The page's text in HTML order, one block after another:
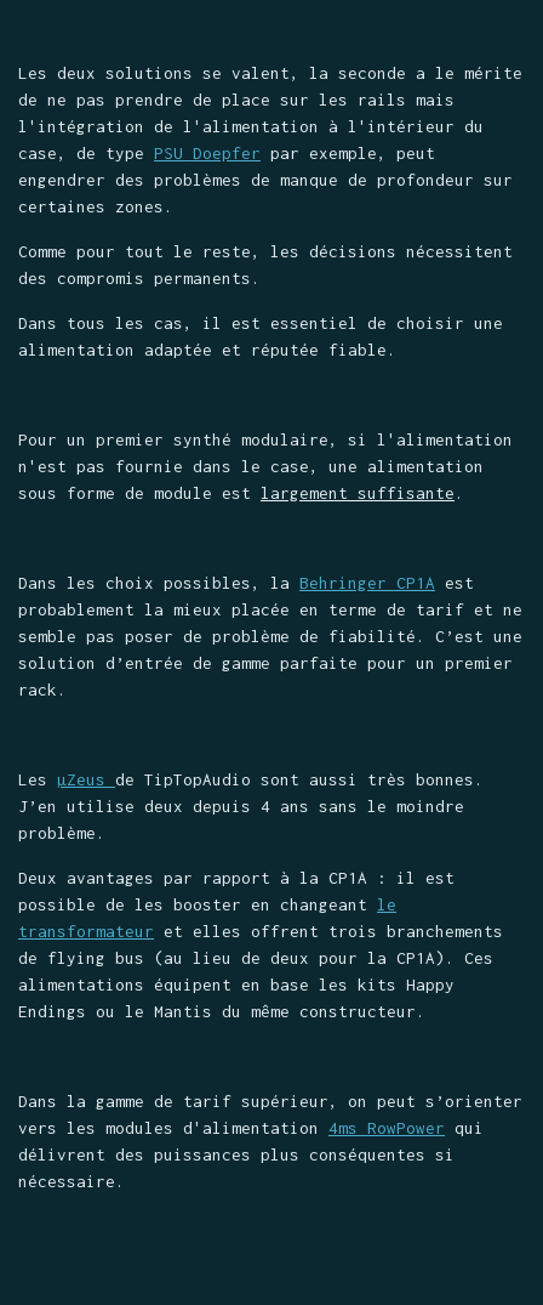
Les deux solutions se valent, la seconde a le mérite
de ne pas prendre de place sur les rails mais
l'intégration de l'alimentation à l'intérieur du
case, de type PSU Doepfer par exemple, peut
engendrer des problèmes de manque de profondeur sur
certaines zones.
Comme pour tout le reste, les décisions nécessitent
des compromis permanents.
Dans tous les cas, il est essentiel de choisir une
alimentation adaptée et réputée fiable.
Pour un premier synthé modulaire, si l'alimentation
n'est pas fournie dans le case, une alimentation
sous forme de module est largement suffisante .
Dans les choix possibles, la Behringer CP1A est
probablement la mieux placée en terme de tarif et ne
semble pas poser de problème de fiabilité. C’est une
solution d’entrée de gamme parfaite pour un premier
rack.
Les µZeus de TipTopAudio sont aussi très bonnes.
J’en utilise deux depuis 4 ans sans le moindre
problème.
Deux avantages par rapport à la CP1A : il est
possible de les booster en changeant le
transformateur et elles offrent trois branchements
de flying bus (au lieu de deux pour la CP1A). Ces
alimentations équipent en base les kits Happy
Endings ou le Mantis du même constructeur.
Dans la gamme de tarif supérieur, on peut s’orienter
vers les modules d'alimentation 4ms RowPower qui
délivrent des puissances plus conséquentes si
nécessaire.